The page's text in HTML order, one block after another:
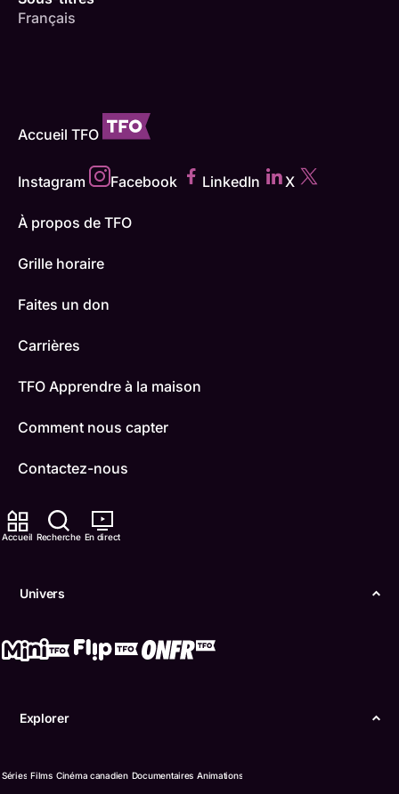
Accueil Recherche En direct
Univers
Explorer
Séries Films Cinéma canadien Documentaires Animations
Français
Accueil TFO
Instagram Facebook LinkedIn X
À propos de TFO
Grille horaire
Faites un don
Carrières
TFO Apprendre à la maison
Comment nous capter
Contactez-nous
ONFR
Boukili
Confidentialité
langue française de l’Ontario (TFO) - 2026